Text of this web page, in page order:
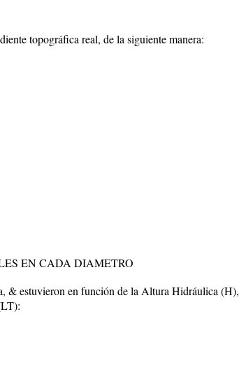
topográfica real, de la siguiente manera:
EN CADA DIAMETRO
& estuvieron en función de la Altura Hidráulica (H),